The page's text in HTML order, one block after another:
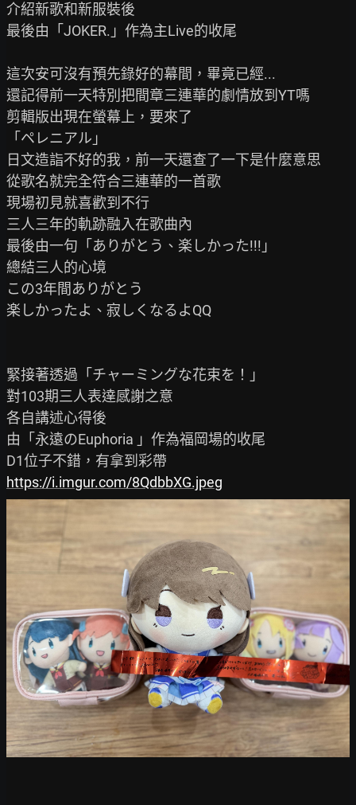
介紹新歌和新服裝後
最後由「JOKER.」作為主Live的收尾
這次安可沒有預先錄好的幕間，畢竟已經...
還記得前一天特別把間章三連華的劇情放到YT嗎
剪輯版出現在螢幕上，要來了
「ペレニアル」
日文造詣不好的我，前一天還查了一下是什麼意思
從歌名就完全符合三連華的一首歌
現場初見就喜歡到不行
三人三年的軌跡融入在歌曲內
最後由一句「ありがとう、楽しかった!!!」
總結三人的心境
この3年間ありがとう
楽しかったよ、寂しくなるよQQ
緊接著透過「チャーミングな花束を！」
對103期三人表達感謝之意
各自講述心得後
由「永遠のEuphoria 」作為福岡場的收尾
https://i.imgur.com/8QdbbXG.jpeg